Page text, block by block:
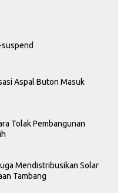
suspend
Aspal Buton Masuk
Tolak Pembangunan
Mendistribusikan Solar
Tambang